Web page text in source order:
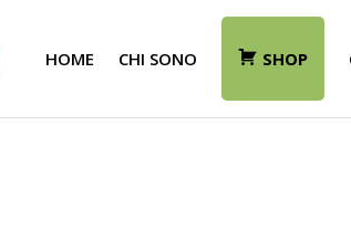
HOME CHI SONO SHOP